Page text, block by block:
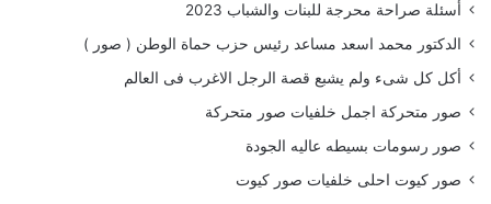
أسئلة صراحة محرجة للبنات والشباب 2023
الدكتور محمد اسعد مساعد رئيس حزب حماة الوطن ( صور )
أكل كل شىء ولم يشبع قصة الرجل الاغرب فى العالم
صور متحركة اجمل خلفيات صور متحركة
صور رسومات بسيطه عاليه الجودة
صور كيوت احلى خلفيات صور كيوت